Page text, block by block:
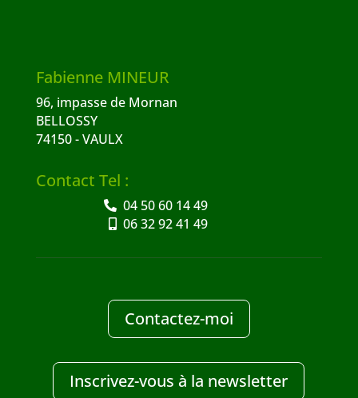
Fabienne MINEUR
96, impasse de Mornan
BELLOSSY
74150 - VAULX
Contact Tel :
04 50 60 14 49
06 32 92 41 49
Contactez-moi
Inscrivez-vous à la newsletter